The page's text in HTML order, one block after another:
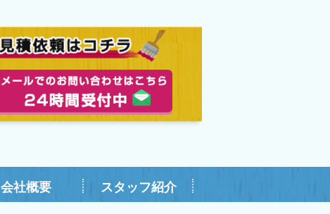
会社概要 スタッフ紹介